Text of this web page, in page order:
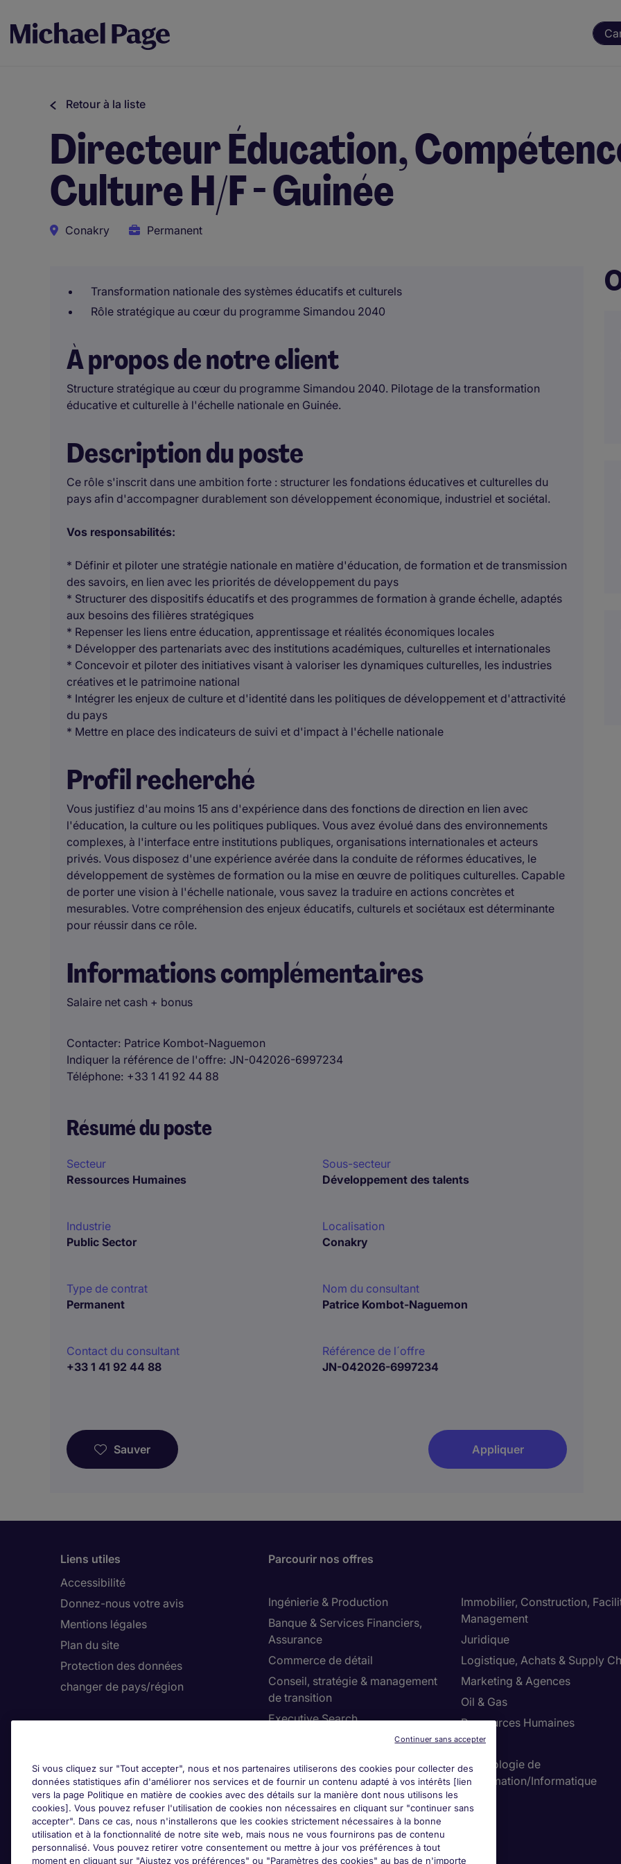
Retour à la liste
Directeur Éducation,
Culture H/F - Guinée
Conakry Permanent
Transformation nationale des systèmes éducatifs et culturels
Rôle stratégique au cœur du programme Simandou 2040
À propos de notre client
Structure stratégique au cœur du programme Simandou 2040. Pilotage de la transformation
éducative et culturelle à l'échelle nationale en Guinée.
Description du poste
Ce rôle s'inscrit dans une ambition forte : structurer les fondations éducatives et culturelles du
pays afin d'accompagner durablement son développement économique, industriel et sociétal.
Vos responsabilités:
* Définir et piloter une stratégie nationale en matière d'éducation, de formation et de transmission
des savoirs, en lien avec les priorités de développement du pays
* Structurer des dispositifs éducatifs et des programmes de formation à grande échelle, adaptés
aux besoins des filières stratégiques
* Repenser les liens entre éducation, apprentissage et réalités économiques locales
* Développer des partenariats avec des institutions académiques, culturelles et internationales
* Concevoir et piloter des initiatives visant à valoriser les dynamiques culturelles, les industries
créatives et le patrimoine national
* Intégrer les enjeux de culture et d'identité dans les politiques de développement et d'attractivité
du pays
* Mettre en place des indicateurs de suivi et d'impact à l'échelle nationale
Profil recherché
Vous justifiez d'au moins 15 ans d'expérience dans des fonctions de direction en lien avec
l'éducation, la culture ou les politiques publiques. Vous avez évolué dans des environnements
complexes, à l'interface entre institutions publiques, organisations internationales et acteurs
privés. Vous disposez d'une expérience avérée dans la conduite de réformes éducatives, le
développement de systèmes de formation ou la mise en œuvre de politiques culturelles. Capable
de porter une vision à l'échelle nationale, vous savez la traduire en actions concrètes et
mesurables. Votre compréhension des enjeux éducatifs, culturels et sociétaux est déterminante
pour réussir dans ce rôle.
Informations complémentaires
Salaire net cash + bonus
Contacter Patrice Kombot-Naguemon
Indiquer la référence de l'offre JN-042026-6997234
Téléphone +33 1 41 92 44 88
Résumé du poste
Secteur
Ressources Humaines
Sous-secteur
Développement des talents
Industrie
Public Sector
Localisation
Conakry
Type de contrat
Permanent
Nom du consultant
Patrice Kombot-Naguemon
Contact du consultant
+33 1 41 92 44 88
Référence de l´offre
JN-042026-6997234
Sauver Appliquer
Liens utiles
Accessibilité
Donnez-nous votre avis
Mentions légales
Plan du site
Protection des données
changer de pays/région
Espace employeurs
Parcourir nos offres
Ingénierie & Production
Banque & Services Financiers,
Assurance
Commerce de détail
Conseil, stratégie & management
de transition
Executive Search
(HSE)
Immobilier, Construction,
Management
Juridique
Logistique, Achats & Supply
Marketing & Agences
Oil & Gas
Ressources Humaines
Santé
Technologie de
l'information/Informatique
Qui sommes-nous?
Si vous cliquez sur "Tout accepter", nous et nos partenaires utiliserons des cookies pour collecter des
données statistiques afin d'améliorer nos services et de fournir un contenu adapté à vos intérêts [lien
vers la page Politique en matière de cookies avec des détails sur la manière dont nous utilisons les
cookies]. Vous pouvez refuser l'utilisation de cookies non nécessaires en cliquant sur "continuer sans
accepter". Dans ce cas, nous n'installerons que les cookies strictement nécessaires à la bonne
utilisation et à la fonctionnalité de notre site web, mais nous ne vous fournirons pas de contenu
personnalisé. Vous pouvez retirer votre consentement ou mettre à jour vos préférences à tout
moment en cliquant sur "Ajustez vos préférences" ou "Paramètres des cookies" au bas de n'importe
Continuer sans accepter